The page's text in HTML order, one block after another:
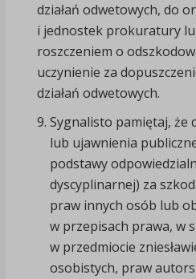
działań odwetowych, do
i jednostek prokuratury
roszczeniem o
uczynienie za
działań odwetowych.
Sygnalisto pamiętaj, że
lub ujawnienia
podstawy
dyscyplinarnej) za
praw innych osób lub
w przepisach prawa, w
w przedmiocie
osobistych, praw